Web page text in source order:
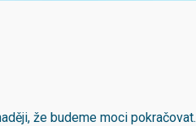
že budeme moci pokračovat.